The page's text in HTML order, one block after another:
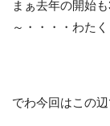
まぁ去年の開始
～・・・・わた
でわ今回はこの辺